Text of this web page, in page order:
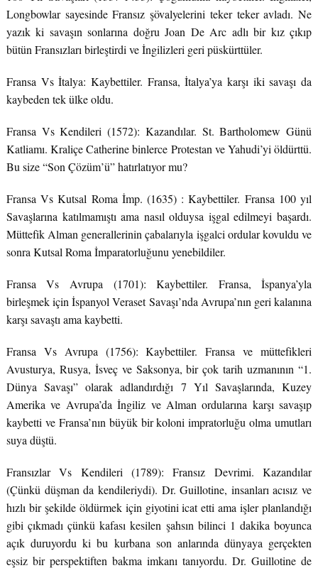
Longbowlar sayesinde Fransız şövalyelerini teker teker avladı. Ne
yazık ki savaşın sonlarına doğru Joan De Arc adlı bir kız çıkıp
bütün Fransızları birleştirdi ve İngilizleri geri püskürttüler.
Fransa Vs İtalya: Kaybettiler. Fransa, İtalya’ya karşı iki savaşı da
kaybeden tek ülke oldu.
Fransa Vs Kendileri (1572): Kazandılar. St. Bartholomew Günü
Katliamı. Kraliçe Catherine binlerce Protestan ve Yahudi’yi öldürttü.
Bu size “Son Çözüm’ü” hatırlatıyor mu?
Fransa Vs Kutsal Roma İmp. (1635) : Kaybettiler. Fransa 100 yıl
Savaşlarına katılmamıştı ama nasıl olduysa işgal edilmeyi başardı.
Müttefik Alman generallerinin çabalarıyla işgalci ordular kovuldu ve
sonra Kutsal Roma İmparatorluğunu yenebildiler.
Fransa Vs Avrupa (1701): Kaybettiler. Fransa, İspanya’yla
birleşmek için İspanyol Veraset Savaşı’nda Avrupa’nın geri kalanına
karşı savaştı ama kaybetti.
Fransa Vs Avrupa (1756): Kaybettiler. Fransa ve müttefikleri
Avusturya, Rusya, İsveç ve Saksonya, bir çok tarih uzmanının “1.
Dünya Savaşı” olarak adlandırdığı 7 Yıl Savaşlarında, Kuzey
Amerika ve Avrupa’da İngiliz ve Alman ordularına karşı savaşıp
kaybetti ve Fransa’nın büyük bir koloni impratorluğu olma umutları
suya düştü.
Fransızlar Vs Kendileri (1789): Fransız Devrimi. Kazandılar
(Çünkü düşman da kendileriydi). Dr. Guillotine, insanları acısız ve
hızlı bir şekilde öldürmek için giyotini icat etti ama işler planlandığı
gibi çıkmadı çünkü kafası kesilen şahsın bilinci 1 dakika boyunca
açık duruyordu ki bu kurbana son anlarında dünyaya gerçekten
eşsiz bir perspektiften bakma imkanı tanıyordu. Dr. Guillotine de